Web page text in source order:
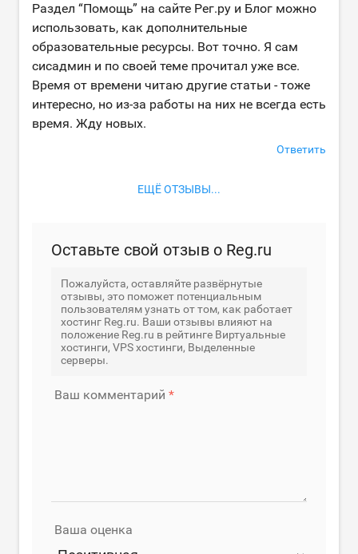
Раздел “Помощь” на сайте Рег.ру и Блог можно
использовать, как дополнительные
образовательные ресурсы. Вот точно. Я сам
сисадмин и по своей теме прочитал уже все.
Время от времени читаю другие статьи - тоже
интересно, но из-за работы на них не всегда есть
время. Жду новых.
Ответить
ЕЩЁ ОТЗЫВЫ...
Оставьте свой отзыв о Reg.ru
Пожалуйста, оставляйте развёрнутые
отзывы, это поможет потенциальным
пользователям узнать от том, как работает
хостинг Reg.ru. Ваши отзывы влияют на
положение Reg.ru в рейтинге Виртуальные
хостинги, VPS хостинги, Выделенные
серверы.
Ваш комментарий
Ваша оценка